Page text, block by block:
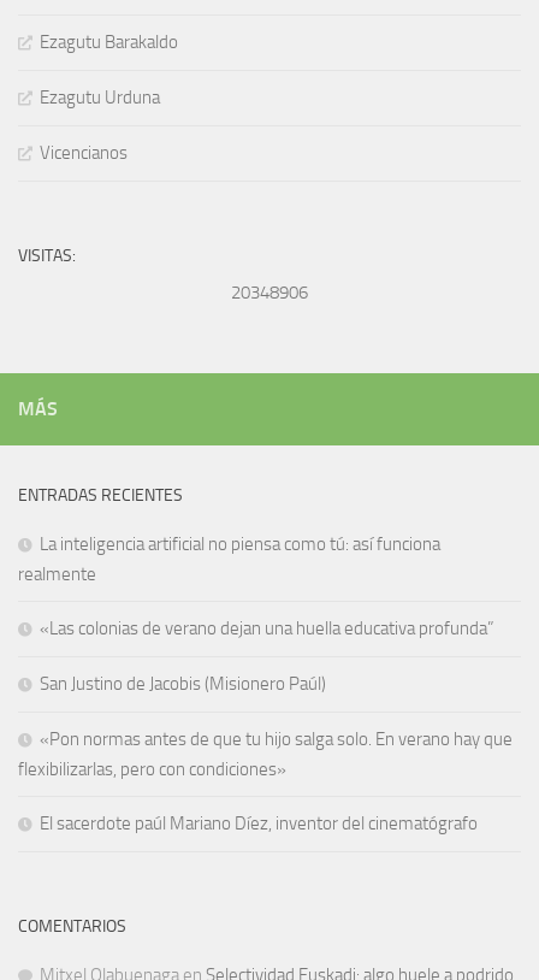
Ezagutu Barakaldo
Ezagutu Urduna
Vicencianos
VISITAS:
20348906
MÁS
ENTRADAS RECIENTES
La inteligencia artificial no piensa como tú: así funciona
realmente
«Las colonias de verano dejan una huella educativa profunda”
San Justino de Jacobis (Misionero Paúl)
«Pon normas antes de que tu hijo salga solo. En verano hay que
flexibilizarlas, pero con condiciones»
El sacerdote paúl Mariano Díez, inventor del cinematógrafo
COMENTARIOS
Mitxel Olabuenaga en Selectividad Euskadi: algo huele a podrido